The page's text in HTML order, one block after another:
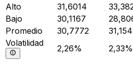
Alto
31,6014
Bajo
30,1167
Promedio
30,7772
Volatilidad
2,26% 2,33%